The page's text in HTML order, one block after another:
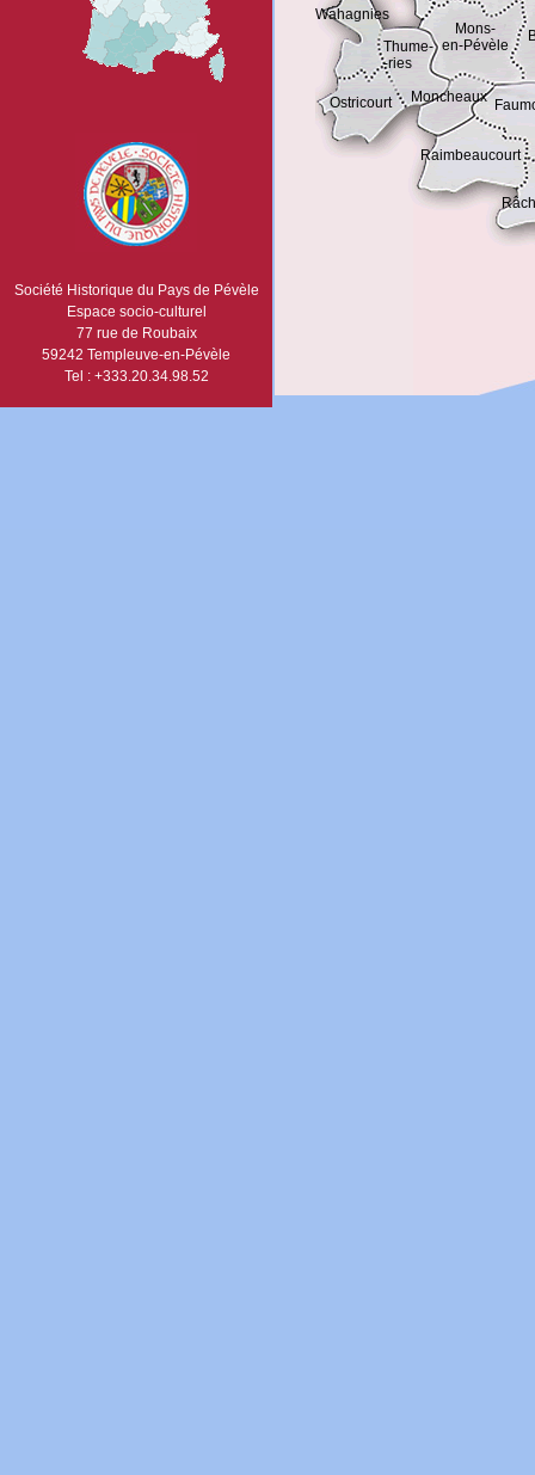
Société Historique du Pays de Pévèle
Espace socio-culturel
77 rue de Roubaix
59242 Templeuve-en-Pévèle
Tel : +333.20.34.98.52
Moncheaux
Mons-
en-Pévèle
Ostricourt
Raimbeaucourt
Thume-
-ries
Wahagnies